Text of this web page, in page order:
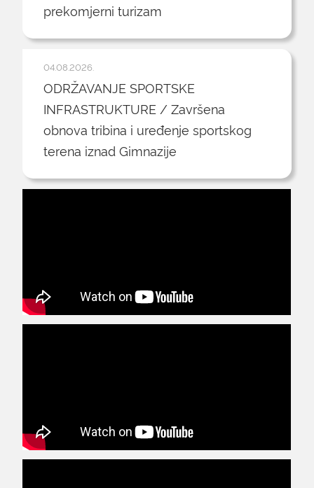
prekomjerni turizam
04.08.2026.
ODRŽAVANJE SPORTSKE
INFRASTRUKTURE / Završena
obnova tribina i uređenje sportskog
terena iznad Gimnazije